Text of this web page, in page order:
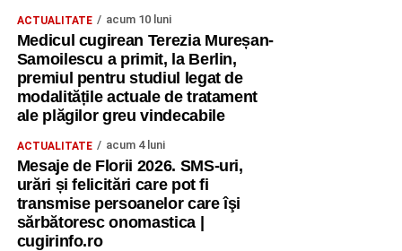
ACTUALITATE acum 10 luni
Medicul cugirean Terezia Mureșan-
Samoilescu a primit, la Berlin,
premiul pentru studiul legat de
modalitățile actuale de tratament
ale plăgilor greu vindecabile
ACTUALITATE acum 4 luni
Mesaje de Florii 2026. SMS-uri,
urări și felicitări care pot fi
transmise persoanelor care îşi
sărbătoresc onomastica |
cugirinfo.ro